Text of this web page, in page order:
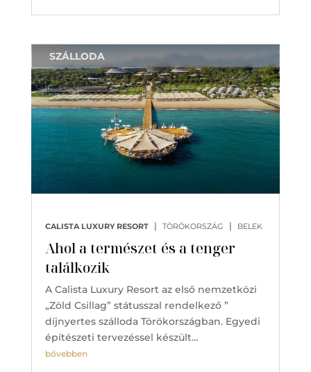
Ahol a természet és a tenger
találkozik
CALISTA LUXURY RESORT | TÖRÖKORSZÁG | BELEK
SZÁLLODA
A Calista Luxury Resort az első nemzetközi
„Zöld Csillag” státusszal rendelkező ”
díjnyertes szálloda Törökországban. Egyedi
építészeti tervezéssel készült…
bővebben